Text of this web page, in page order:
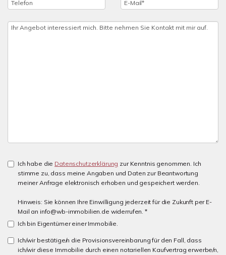
Ich habe die Datenschutzerklärung zur Kenntnis genommen. Ich
stimme zu, dass meine Angaben und Daten zur Beantwortung
meiner Anfrage elektronisch erhoben und gespeichert werden.
Hinweis: Sie können Ihre Einwilligung jederzeit für die Zukunft per E-
Mail an info@wb-immobilien.de widerrufen. *
Ich bin Eigentümer einer Immobilie.
Ich/wir bestätige/n die Provisionsvereinbarung für den Fall, dass
ich/wir diese Immobilie durch einen notariellen Kaufvertrag erwerbe/n,